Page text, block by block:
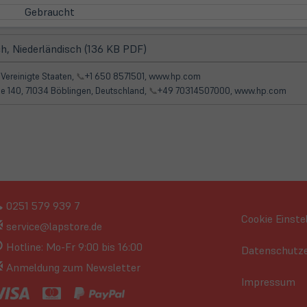
Gebraucht
Niederländisch (136 KB PDF)
in
neuem
Tab)
Staaten, 📞+1 650 8571501, www.hp.com
140, 71034 Böblingen, Deutschland, 📞+49 70314507000, www.hp.com
0251 579 939 7
service@lapstore.de
Hotline: Mo-Fr 9:00 bis 16:00
Anmeldung zum Newsletter
Cookie
Impressum